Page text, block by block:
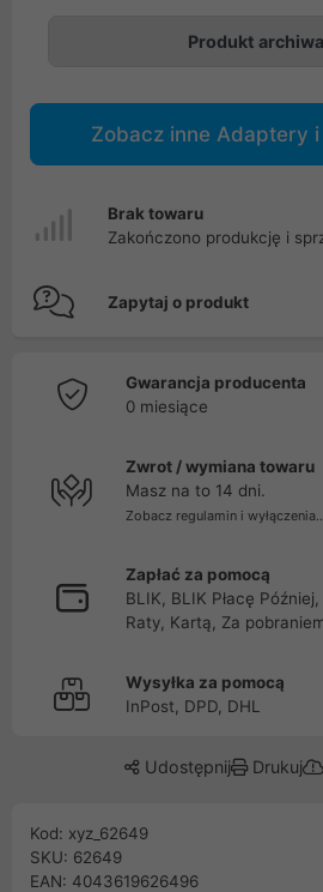
Produkt
Zobacz inne Adaptery
Brak towaru
Zakończono produkcję i
Zapytaj o produkt
Gwarancja producenta
0 miesiące
Zwrot / wymiana towaru
Masz na to 14 dni.
Zobacz regulamin i
Zapłać za pomocą
BLIK, BLIK Płacę
Raty, Kartą, Za
Wysyłka za pomocą
InPost, DPD, DHL
Udostępnij Drukuj
Kod: xyz_62649
SKU: 62649
EAN: 4043619626496